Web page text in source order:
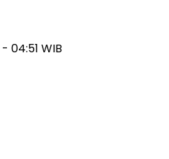
- 04:51 WIB